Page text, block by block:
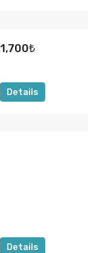
1,700₺
Details
Details